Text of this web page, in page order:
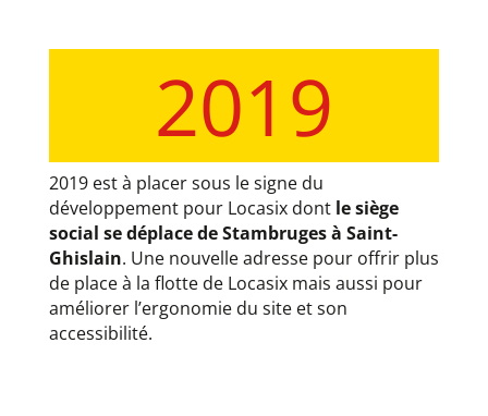
2019
2019 est à placer sous le signe du
développement pour Locasix dont le siège
social se déplace de Stambruges à Saint-
Ghislain. Une nouvelle adresse pour offrir plus
de place à la flotte de Locasix mais aussi pour
améliorer l’ergonomie du site et son
accessibilité.